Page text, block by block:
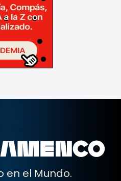
en el Mundo.